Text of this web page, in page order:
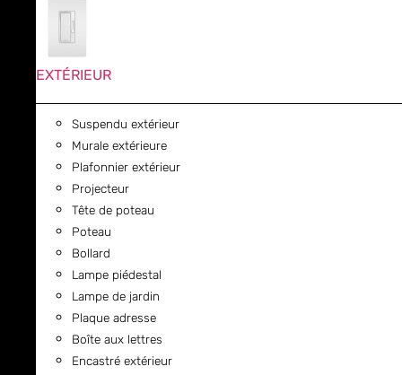
EXTÉRIEUR
Suspendu extérieur
Murale extérieure
Plafonnier extérieur
Projecteur
Tête de poteau
Poteau
Bollard
Lampe piédestal
Lampe de jardin
Plaque adresse
Boîte aux lettres
Encastré extérieur